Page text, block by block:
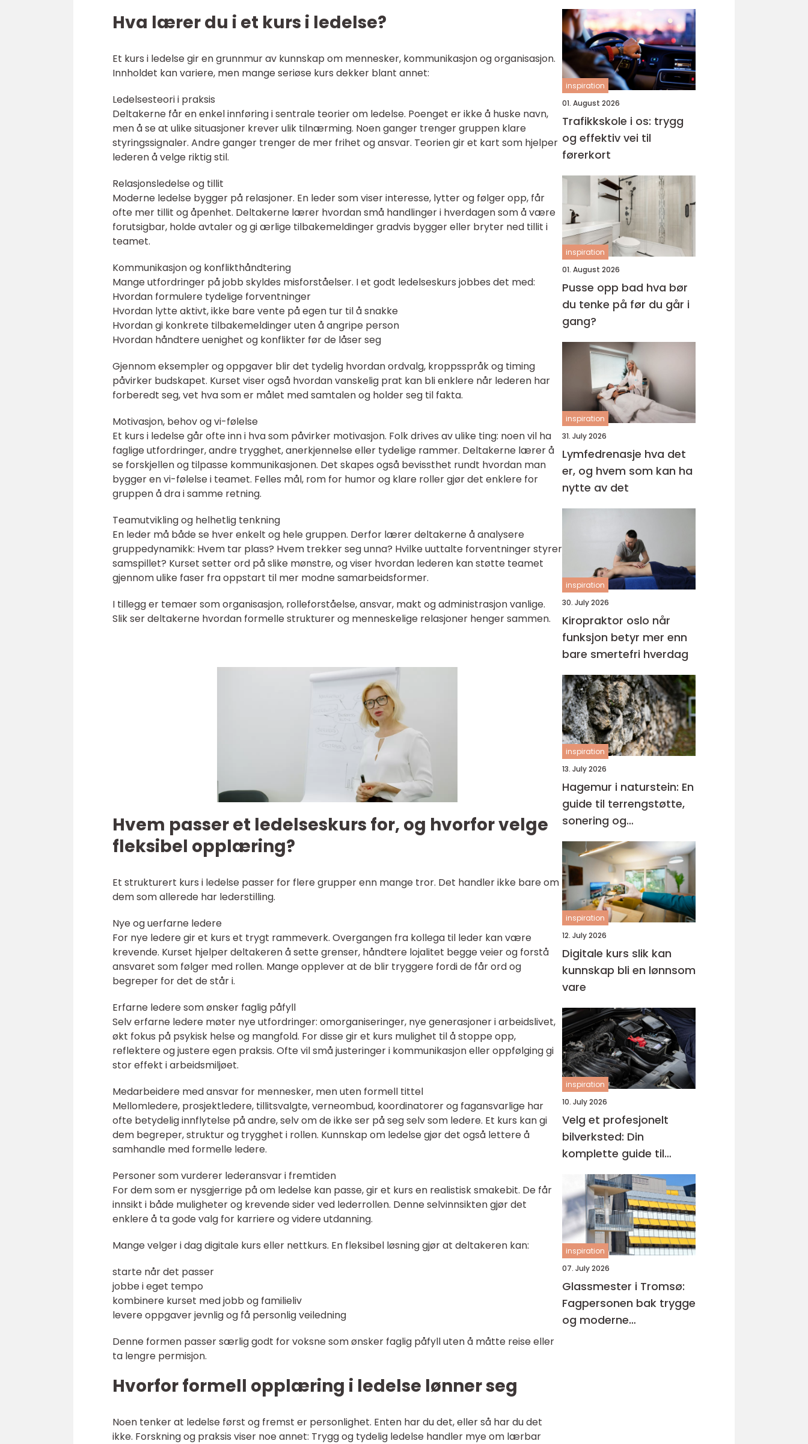
Hva lærer du i et kurs i ledelse?
Et kurs i ledelse gir en grunnmur av kunnskap om mennesker, kommunikasjon og organisasjon.
Innholdet kan variere, men mange seriøse kurs dekker blant annet:
Ledelsesteori i praksis
Deltakerne får en enkel innføring i sentrale teorier om ledelse. Poenget er ikke å huske navn,
men å se at ulike situasjoner krever ulik tilnærming. Noen ganger trenger gruppen klare
styringssignaler. Andre ganger trenger de mer frihet og ansvar. Teorien gir et kart som hjelper
lederen å velge riktig stil.
Relasjonsledelse og tillit
Moderne ledelse bygger på relasjoner. En leder som viser interesse, lytter og følger opp, får
ofte mer tillit og åpenhet. Deltakerne lærer hvordan små handlinger i hverdagen som å være
forutsigbar, holde avtaler og gi ærlige tilbakemeldinger gradvis bygger eller bryter ned tillit i
teamet.
Kommunikasjon og konflikthåndtering
Mange utfordringer på jobb skyldes misforståelser. I et godt ledelseskurs jobbes det med:
Hvordan formulere tydelige forventninger
Hvordan lytte aktivt, ikke bare vente på egen tur til å snakke
Hvordan gi konkrete tilbakemeldinger uten å angripe person
Hvordan håndtere uenighet og konflikter før de låser seg
Gjennom eksempler og oppgaver blir det tydelig hvordan ordvalg, kroppsspråk og timing
påvirker budskapet. Kurset viser også hvordan vanskelig prat kan bli enklere når lederen har
forberedt seg, vet hva som er målet med samtalen og holder seg til fakta.
Motivasjon, behov og vi-følelse
Et kurs i ledelse går ofte inn i hva som påvirker motivasjon. Folk drives av ulike ting: noen vil ha
faglige utfordringer, andre trygghet, anerkjennelse eller tydelige rammer. Deltakerne lærer å
se forskjellen og tilpasse kommunikasjonen. Det skapes også bevissthet rundt hvordan man
bygger en vi-følelse i teamet. Felles mål, rom for humor og klare roller gjør det enklere for
gruppen å dra i samme retning.
Teamutvikling og helhetlig tenkning
En leder må både se hver enkelt og hele gruppen. Derfor lærer deltakerne å analysere
gruppedynamikk: Hvem tar plass? Hvem trekker seg unna? Hvilke uuttalte forventninger styrer
samspillet? Kurset setter ord på slike mønstre, og viser hvordan lederen kan støtte teamet
gjennom ulike faser fra oppstart til mer modne samarbeidsformer.
I tillegg er temaer som organisasjon, rolleforståelse, ansvar, makt og administrasjon vanlige.
Slik ser deltakerne hvordan formelle strukturer og menneskelige relasjoner henger sammen.
Hvem passer et ledelseskurs for, og hvorfor velge
fleksibel opplæring?
Et strukturert kurs i ledelse passer for flere grupper enn mange tror. Det handler ikke bare om
dem som allerede har lederstilling.
Nye og uerfarne ledere
For nye ledere gir et kurs et trygt rammeverk. Overgangen fra kollega til leder kan være
krevende. Kurset hjelper deltakeren å sette grenser, håndtere lojalitet begge veier og forstå
ansvaret som følger med rollen. Mange opplever at de blir tryggere fordi de får ord og
begreper for det de står i.
Erfarne ledere som ønsker faglig påfyll
Selv erfarne ledere møter nye utfordringer: omorganiseringer, nye generasjoner i arbeidslivet,
økt fokus på psykisk helse og mangfold. For disse gir et kurs mulighet til å stoppe opp,
reflektere og justere egen praksis. Ofte vil små justeringer i kommunikasjon eller oppfølging gi
stor effekt i arbeidsmiljøet.
Medarbeidere med ansvar for mennesker, men uten formell tittel
Mellomledere, prosjektledere, tillitsvalgte, verneombud, koordinatorer og fagansvarlige har
ofte betydelig innflytelse på andre, selv om de ikke ser på seg selv som ledere. Et kurs kan gi
dem begreper, struktur og trygghet i rollen. Kunnskap om ledelse gjør det også lettere å
samhandle med formelle ledere.
Personer som vurderer lederansvar i fremtiden
For dem som er nysgjerrige på om ledelse kan passe, gir et kurs en realistisk smakebit. De får
innsikt i både muligheter og krevende sider ved lederrollen. Denne selvinnsikten gjør det
enklere å ta gode valg for karriere og videre utdanning.
Mange velger i dag digitale kurs eller nettkurs. En fleksibel løsning gjør at deltakeren kan:
starte når det passer
jobbe i eget tempo
kombinere kurset med jobb og familieliv
levere oppgaver jevnlig og få personlig veiledning
Denne formen passer særlig godt for voksne som ønsker faglig påfyll uten å måtte reise eller
ta lengre permisjon.
Hvorfor formell opplæring i ledelse lønner seg
Noen tenker at ledelse først og fremst er personlighet. Enten har du det, eller så har du det
ikke. Forskning og praksis viser noe annet: Trygg og tydelig ledelse handler mye om lærbar
inspiration
01. August 2026
Trafikkskole i os: trygg
og effektiv vei til
førerkort
inspiration
01. August 2026
Pusse opp bad hva bør
du tenke på før du går i
gang?
inspiration
31. July 2026
Lymfedrenasje hva det
er, og hvem som kan ha
nytte av det
inspiration
30. July 2026
Kiropraktor oslo når
funksjon betyr mer enn
bare smertefri hverdag
inspiration
13. July 2026
Hagemur i naturstein: En
guide til terrengstøtte,
sonering og
materialvalg
inspiration
12. July 2026
Digitale kurs slik kan
kunnskap bli en lønnsom
vare
inspiration
10. July 2026
Velg et profesjonelt
bilverksted: Din
komplette guide til
service hos godkjent
bilverksted
inspiration
07. July 2026
Glassmester i Tromsø:
Fagpersonen bak trygge
og moderne